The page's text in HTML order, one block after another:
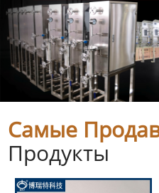
Самые
Продукты